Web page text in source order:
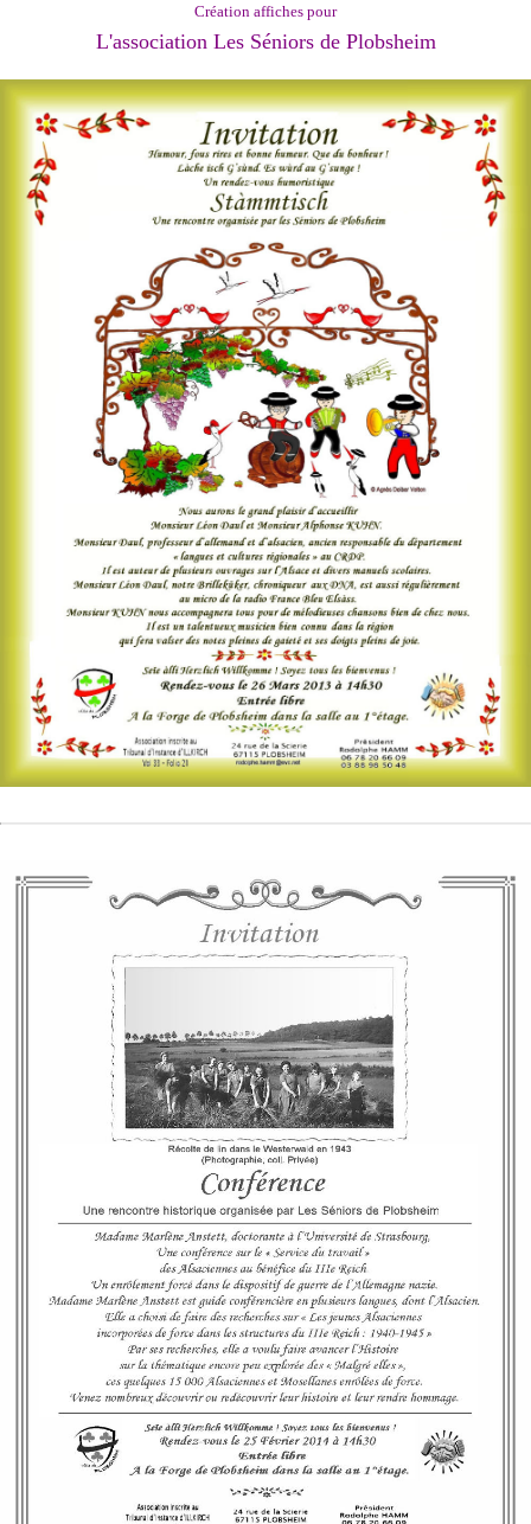
Création affiches pour
L'association Les Séniors de Plobsheim